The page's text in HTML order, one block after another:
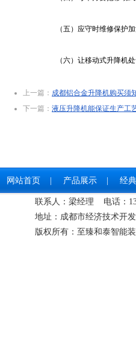
（五）应守时维修保护
（六）让移动式升降机
上一篇： 成都铝合金升降机购买须
下一篇： 液压升降机能保证生产工
网站首页 产品展示 经
联系人：梁经理 电话：‭
地址：成都市经济技术开
版权所有：至臻和泰智能